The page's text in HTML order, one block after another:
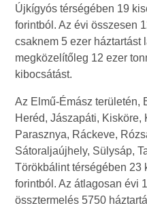
Újkígyós térségében 19
forintból. Az évi összesen
csaknem 5 ezer háztartást
megközelítőleg 12 ezer
kibocsátást.
Az Elmű-Émász területén,
Heréd, Jászapáti, Kisköre,
Parasznya, Ráckeve,
Sátoraljaújhely, Sülysáp,
Törökbálint térségében 23
forintból. Az átlagosan évi
össztermelés 5750